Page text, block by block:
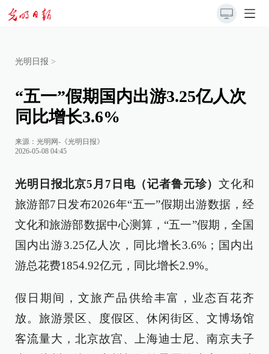
光明日报 >
“五一”假期国内出游3.25亿人次
同比增长3.6%
来源： 光明网-《光明日报》
2026-05-08 04:45
光明日报北京5月7日电（记者鲁元珍）文化和
旅游部7日发布2026年“五一”假期出游数据，经
文化和旅游部数据中心测算，“五一”假期，全国
国内出游3.25亿人次，同比增长3.6%；国内出
游总花费1854.92亿元，同比增长2.9%。
假日期间，文旅产品供给丰富，业态百花齐
放。旅游景区、度假区、休闲街区、文博场馆
客流量大，北京故宫、上海迪士尼、南京夫子